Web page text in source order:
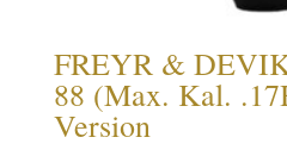
FREYR &
88 (Max. Kal.
Version